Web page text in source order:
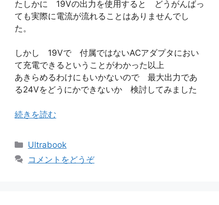
たしかに 19Vの出力を使用すると どうがんばっ
ても実際に電流が流れることはありませんでし
た。
しかし 19Vで 付属ではないACアダプタにおい
て充電できるということがわかった以上
あきらめるわけにもいかないので 最大出力であ
る24Vをどうにかできないか 検討してみました
続きを読む
カ
Ultrabook
コメントをどうぞ